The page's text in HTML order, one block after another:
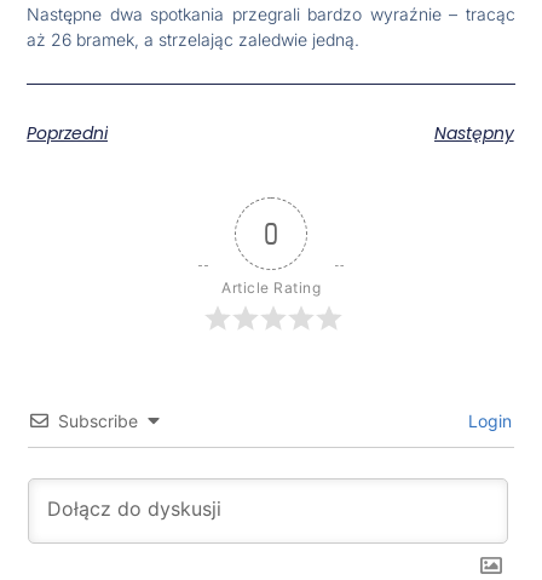
Następne dwa spotkania przegrali bardzo wyraźnie – tracąc
aż 26 bramek, a strzelając zaledwie jedną.
Poprzedni Następny
0
Article Rating
Subscribe Login